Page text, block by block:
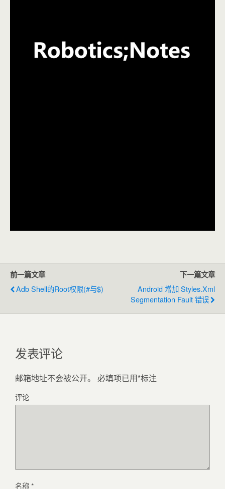
前一篇文章
Adb Shell的root权限(#与$)
下一篇文章
Android 增加 Styles.xml
Segmentation Fault 错误
发表评论
邮箱地址不会被公开。 必填项已用*标注
评论
名称*